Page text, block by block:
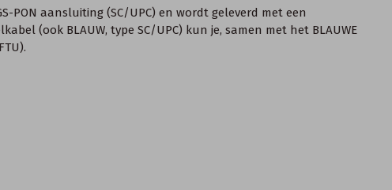
PON aansluiting (SC/UPC) en wordt geleverd met een
(ook BLAUW, type SC/UPC) kun je, samen met het BLAUWE